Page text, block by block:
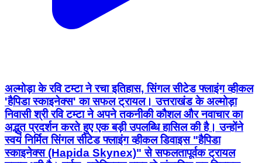
अल्मोड़ा के रवि टम्टा ने रचा इतिहास, सिंगल सीटेड फ्लाइंग व्हीकल
'हैपिडा स्काइनेक्स' का सफल ट्रायल। उत्तराखंड के अल्मोड़ा
निवासी श्री रवि टम्टा ने अपने तकनीकी कौशल और नवाचार का
अद्भुत प्रदर्शन करते हुए एक बड़ी उपलब्धि हासिल की है। उन्होंने
स्वयं निर्मित सिंगल सीटेड फ्लाइंग व्हीकल डिवाइस "हैपिडा
स्काइनेक्स (Hapida Skynex)" से सफलतापूर्वक ट्रायल